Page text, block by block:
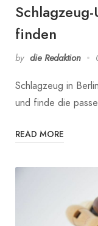
finden
by die Redaktion
Schlagzeug in
und finde die
READ MORE